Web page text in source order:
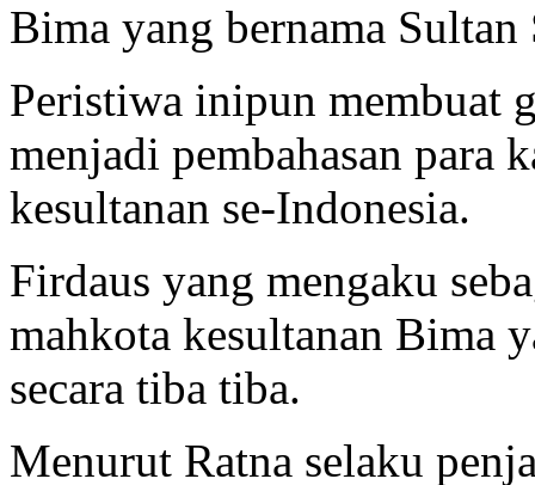
Bima yang bernama Sultan
Peristiwa inipun membuat
menjadi pembahasan para
kesultanan se-Indonesia.
Firdaus yang mengaku
mahkota kesultanan Bima
secara tiba tiba.
Menurut Ratna selaku